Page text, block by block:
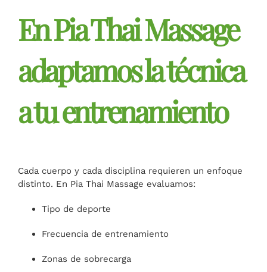
En Pia Thai Massage
adaptamos la técnica
a tu entrenamiento
Cada cuerpo y cada disciplina requieren un enfoque
distinto. En Pia Thai Massage evaluamos:
Tipo de deporte
Frecuencia de entrenamiento
Zonas de sobrecarga